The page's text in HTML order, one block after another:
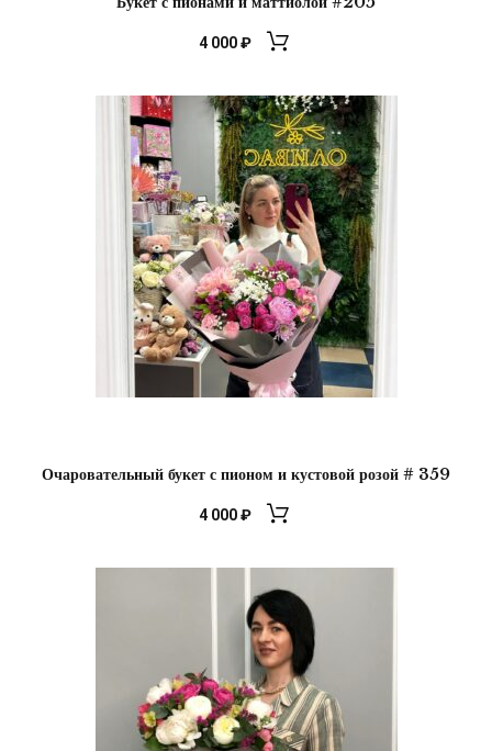
4 000₽
Очаровательный букет с пионом и кустовой розой # 359
4 000₽